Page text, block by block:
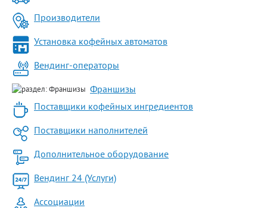
Производители
Установка кофейных автоматов
Вендинг-операторы
Франшизы
Поставщики кофейных ингредиентов
Поставщики наполнителей
Дополнительное оборудование
Вендинг 24 (Услуги)
Ассоциации